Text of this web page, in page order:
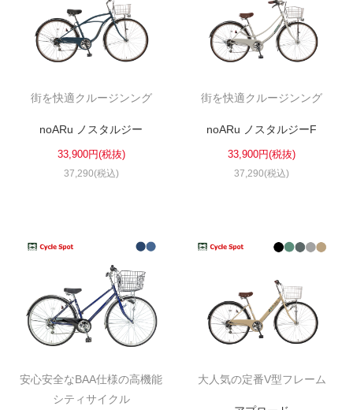
求人情報
募集中の求人情報
法人様
法人様向け割引
お問い合わせ
会社概要
個人情報保護
街を快適クルージンング
noARu ノスタルジー
33,900円(税抜)
37,290(税込)
街を快適クルージンング
noARu ノスタルジーF
33,900円(税抜)
37,290(税込)
安心安全なBAA仕様の高機能
シティサイクル
大人気の定番V型フレーム